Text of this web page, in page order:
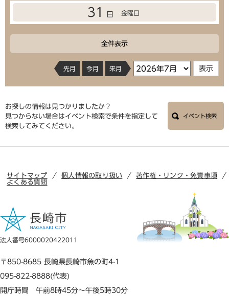
31 日 金曜日
全件表示
先月 今月 来月
お探しの情報は見つかりましたか？
見つからない場合はイベント検索で条件を指定して
検索してみてください。
イベント検索
サイトマップ 個人情報の取り扱い
著作権・リンク・免責事項
よくある質問
法人番号6000020422011
〒850-8685 長崎県長崎市魚の町4-1
095-822-8888(代表)
開庁時間 午前8時45分～午後5時30分